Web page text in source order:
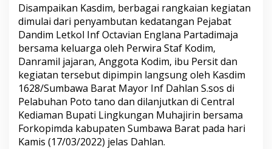
Disampaikan Kasdim, berbagai rangkaian kegiatan
dimulai dari penyambutan kedatangan Pejabat
Dandim Letkol Inf Octavian Englana Partadimaja
bersama keluarga oleh Perwira Staf Kodim,
Danramil jajaran, Anggota Kodim, ibu Persit dan
kegiatan tersebut dipimpin langsung oleh Kasdim
1628/Sumbawa Barat Mayor Inf Dahlan S.sos di
Pelabuhan Poto tano dan dilanjutkan di Central
Kediaman Bupati Lingkungan Muhajirin bersama
Forkopimda kabupaten Sumbawa Barat pada hari
Kamis (17/03/2022) jelas Dahlan.